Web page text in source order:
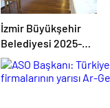
İzmir Büyükşehir
Belediyesi 2025-
2029 Stratejik Planı
için çalışmalarını